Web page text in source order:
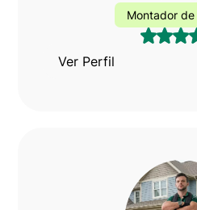
Montador
Ver Perfil